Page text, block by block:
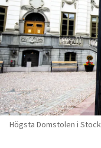
Högsta Domstolen i